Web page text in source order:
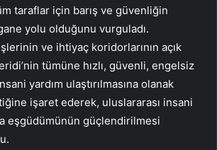
taraflar için barış ve güvenliğin
yolu olduğunu vurguladı.
ve ihtiyaç koridorlarının açık
tümüne hızlı, güvenli, engelsiz
yardım ulaştırılmasına olanak
işaret ederek, uluslararası insani
eşgüdümünün güçlendirilmesi